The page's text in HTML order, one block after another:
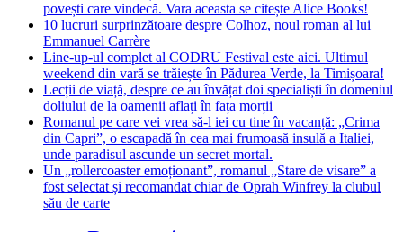
povești care vindecă. Vara aceasta se citește Alice Books!
10 lucruri surprinzătoare despre Colhoz, noul roman al lui
Emmanuel Carrère
Line-up-ul complet al CODRU Festival este aici. Ultimul
weekend din vară se trăiește în Pădurea Verde, la Timișoara!
Lecții de viață, despre ce au învățat doi specialiști în domeniul
doliului de la oamenii aflați în fața morții
Romanul pe care vei vrea să-l iei cu tine în vacanță: „Crima
din Capri”, o escapadă în cea mai frumoasă insulă a Italiei,
unde paradisul ascunde un secret mortal.
Un „rollercoaster emoționant”, romanul „Stare de visare” a
fost selectat și recomandat chiar de Oprah Winfrey la clubul
său de carte